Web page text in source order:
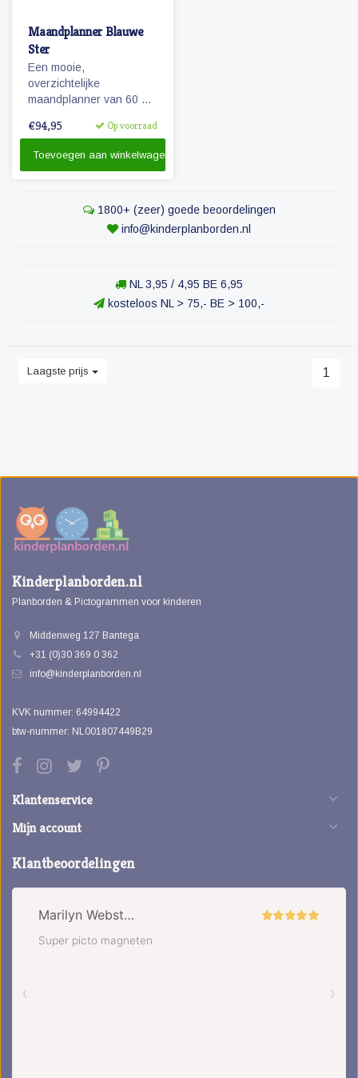
Maandplanner Blauwe
Ster
Een mooie,
overzichtelijke
maandplanner van 60 x
flexibel in te delen. Te
voor het gezin en/of voor
€94,95 Op voorraad
Toevoegen aan winkelwagen
1800+ (zeer) goede beoordelingen
info@kinderplanborden.nl
NL 3,95 / 4,95 BE 6,95
kosteloos NL > 75,- BE > 100,-
Laagste prijs 1
Kinderplanborden.nl
Planborden & Pictogrammen voor kinderen
Middenweg 127 Bantega
+31 (0)30 369 0 362
info@kinderplanborden.nl
KVK nummer: 64994422
btw-nummer: NL001807449B29
Klantenservice
Mijn account
Klantbeoordelingen